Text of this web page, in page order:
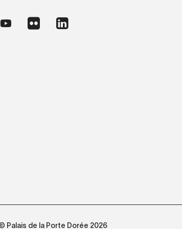
Palais de la Porte Dorée 2026